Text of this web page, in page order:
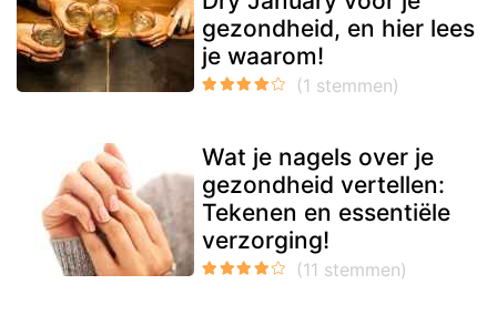
gezondheid, en hier lees
je waarom!
Wat je nagels over je
gezondheid vertellen:
Tekenen en essentiële
verzorging!